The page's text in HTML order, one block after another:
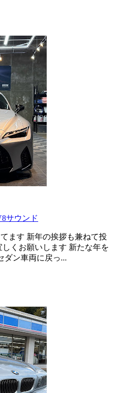
サウンド
ます 新年の挨拶も兼ねて投
くお願いします 新たな年を
ダン車両に戻っ...